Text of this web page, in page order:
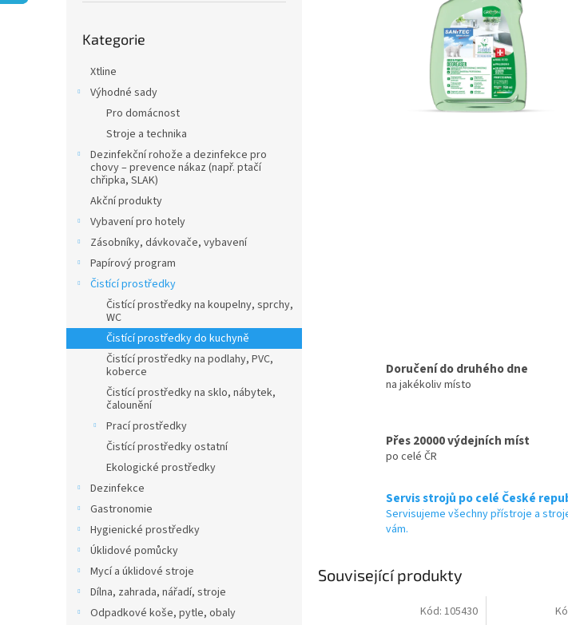
kategorie
Kategorie
Xtline
Výhodné sady
Pro domácnost
Stroje a technika
Dezinfekční rohože a dezinfekce pro
chovy – prevence nákaz (např. ptačí
chřipka, SLAK)
Akční produkty
Vybavení pro hotely
Zásobníky, dávkovače, vybavení
Papírový program
Čistící prostředky
Čistící prostředky na koupelny, sprchy,
WC
Čistící prostředky do kuchyně
Čistící prostředky na podlahy, PVC,
koberce
Čistící prostředky na sklo, nábytek,
čalounění
Prací prostředky
Čistící prostředky ostatní
Ekologické prostředky
Dezinfekce
Gastronomie
Hygienické prostředky
Úklidové pomůcky
Mycí a úklidové stroje
Dílna, zahrada, nářadí, stroje
Odpadkové koše, pytle, obaly
Doručení do druhého dne
na jakékoliv místo
Přes 20000 výdejních míst
po celé ČR
Servis strojů po celé České
Servisujeme všechny přístroje a
vám.
Související produkty
Kód: 105430